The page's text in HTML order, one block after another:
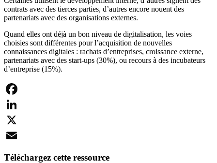
contrats avec des tierces parties, d’autres encore nouent des
partenariats avec des organisations externes.
Quand elles ont déjà un bon niveau de digitalisation, les voies
choisies sont différentes pour l’acquisition de nouvelles
connaissances digitales : rachats d’entreprises, croissance externe,
partenariats avec des start-ups (30%), ou recours à des incubateurs
d’entreprise (15%).
Facebook
LinkedIn
X
Téléchargez cette ressource